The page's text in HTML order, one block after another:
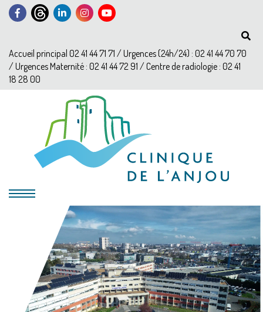
Accueil principal 02 41 44 71 71 / Urgences (24h/24) : 02 41 44 70 70
/ Urgences Maternité : 02 41 44 72 91 / Centre de radiologie : 02 41
18 28 00